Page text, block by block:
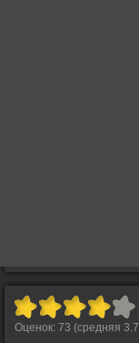
Оценок: 73 (средняя 3.7